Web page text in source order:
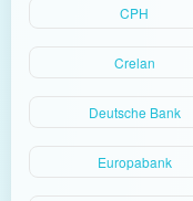
CPH
Crelan
Deutsche Bank
Europabank